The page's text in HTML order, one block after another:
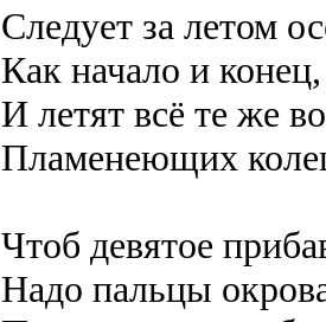
Следует за летом
Как начало и
И летят всё те же
Пламенеющих
Чтоб девятое
Надо пальцы